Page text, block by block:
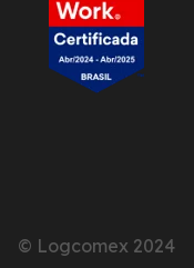
© Logcomex 2024